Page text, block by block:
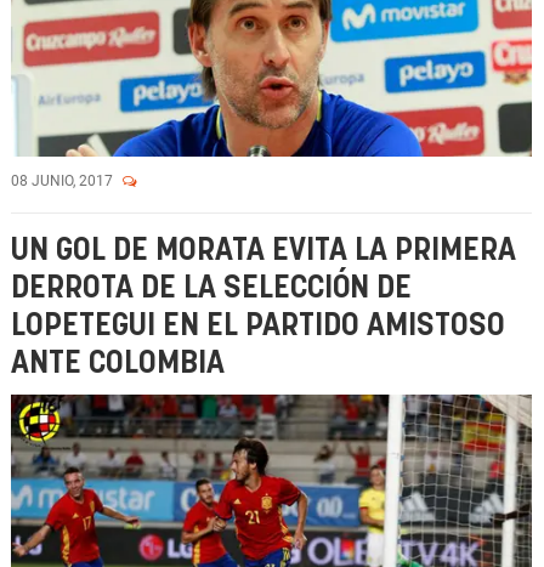
08 JUNIO, 2017
UN GOL DE MORATA EVITA LA PRIMERA
DERROTA DE LA SELECCIÓN DE
LOPETEGUI EN EL PARTIDO AMISTOSO
ANTE COLOMBIA